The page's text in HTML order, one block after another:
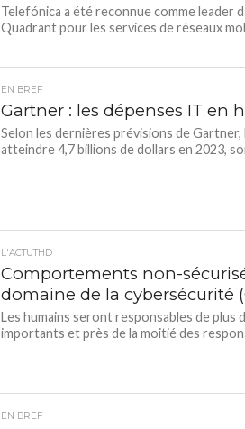
Telefónica a été reconnue comme leader
Quadrant pour les services de réseaux
EN BREF
Gartner : les dépenses IT en
Selon les dernières prévisions de
atteindre 4,7 billions de dollars en 2023,
L'ACTUTHD
Comportements non-
domaine de la cybersécurité
Les humains seront responsables de plus
importants et près de la moitié des
EN BREF